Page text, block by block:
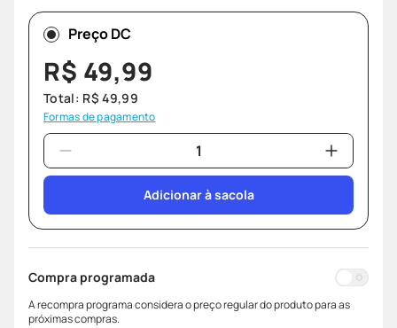
9º
fralda pampers
º teste gravidez
Preço DC
R$ 49,99
Total: R$ 49,99
Formas de pagamento
Adicionar à sacola
Compra programada
A recompra programa considera o preço regular do produto para as
próximas compras.